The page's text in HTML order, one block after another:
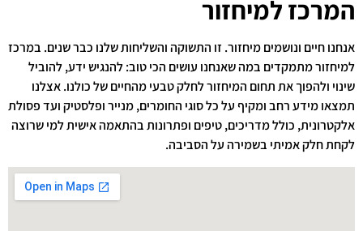
המרכז למיחזור
אנחנו חיים ונושמים מיחזור. זו התשוקה והשליחות שלנו כבר שנים. במרכז
למיחזור מתמקדים במה שאנחנו עושים הכי טוב: להנגיש ידע, להוביל
שינוי ולהפוך את תחום המיחזור לחלק טבעי מהחיים של כולנו. אצלנו
תמצאו מידע רחב ומקיף על כל סוגי החומרים, מנייר ופלסטיק ועד פסולת
אלקטרונית, כולל מדריכים, טיפים ופתרונות בהתאמה אישית למי שרוצה
לקחת חלק אמיתי בשמירה על הסביבה.